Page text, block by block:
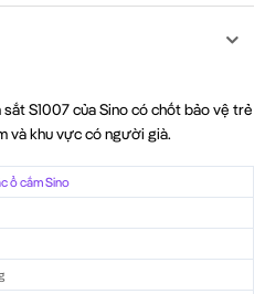
S1007 của Sino có chốt bảo vệ trẻ
và khu vực có người già.
ổ cắm Sino